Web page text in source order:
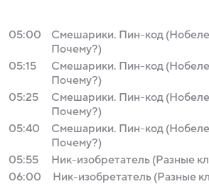
05:00
Смешарики. Пин-код
Почему?)
05:15
Смешарики. Пин-код
Почему?)
05:25
Смешарики. Пин-код
Почему?)
05:40
Смешарики. Пин-код
Почему?)
05:55
Ник-изобретатель (Разные
06:00
Ник-изобретатель (Разные